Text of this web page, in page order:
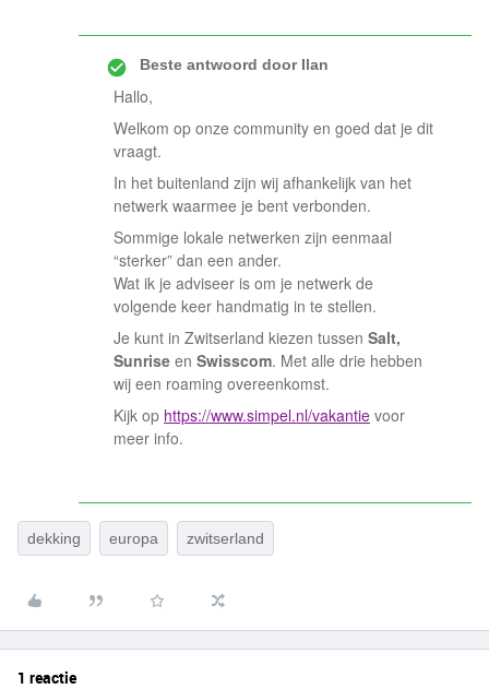
Beste antwoord doorIlan
Hallo,
Welkom op onze community en goed dat je dit
vraagt.
In het buitenland zijn wij afhankelijk van het
netwerk waarmee je bent verbonden.
Sommige lokale netwerken zijn eenmaal
“sterker” dan een ander.
Wat ik je adviseer is om je netwerk de
volgende keer handmatig in te stellen.
Je kunt in Zwitserland kiezen tussen Salt,
Sunrise en Swisscom. Met alle drie hebben
wij een roaming overeenkomst.
Kijk op https://www.simpel.nl/vakantie voor
meer info.
dekking europa zwitserland
1 reactie